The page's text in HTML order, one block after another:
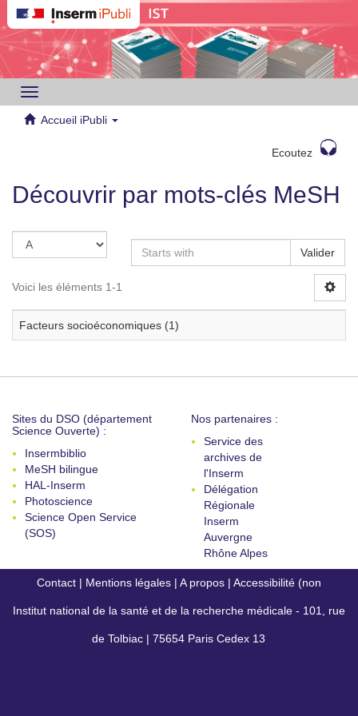
Toggle
navigation
Accueil iPubli
Ecoutez
Découvrir par mots-clés MeSH
Valider
Voici les éléments 1-1
Facteurs socioéconomiques (1)
Sites du DSO (département
Science Ouverte) :
Insermbiblio
MeSH bilingue
HAL-Inserm
Photoscience
Science Open Service
(SOS)
Nos partenaires :
Service des
archives de
l'Inserm
Délégation
Régionale
Inserm
Auvergne
Rhône Alpes
Contact | Mentions légales | A propos | Accessibilité (non
conforme)
Institut national de la santé et de la recherche médicale - 101, rue
de Tolbiac | 75654 Paris Cedex 13